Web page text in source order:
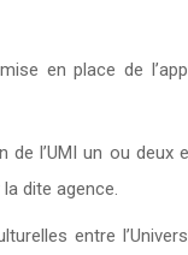
en place de
l’UMI un ou deux
dite agence.
entre